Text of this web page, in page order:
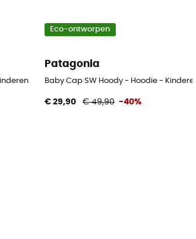
Eco-ontworpen
Patagonia
Baby Cap SW Hoody - Hoodie - Kinderen
€ 29,90 € 49,90 -40%